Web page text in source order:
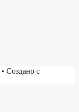
• Создано с